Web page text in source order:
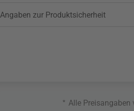
Angaben zur Produktsicherheit
* Alle Preisangaben